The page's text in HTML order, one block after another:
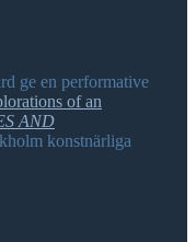
ge en performative
of an
AND
konstnärliga